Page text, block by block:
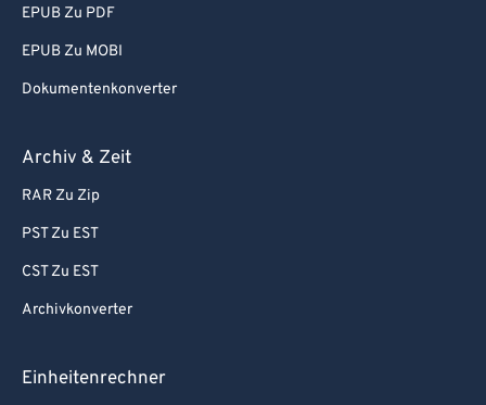
EPUB Zu PDF
EPUB Zu MOBI
Dokumentenkonverter
Archiv & Zeit
RAR Zu Zip
PST Zu EST
CST Zu EST
Archivkonverter
Einheitenrechner